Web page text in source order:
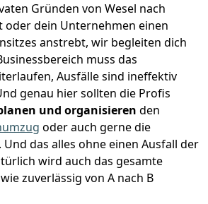
Gründen von Wesel nach
oder dein Unternehmen einen
anstrebt, wir begleiten dich
muss das
Ausfälle sind ineffektiv
genau hier sollten die Profis
und organisieren den
oder auch gerne die
. Und das alles ohne einen Ausfall der
wird auch das gesamte
zuverlässig von A nach B